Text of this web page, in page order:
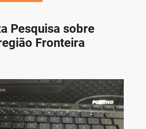
Pesquisa sobre
Fronteira